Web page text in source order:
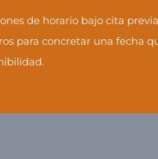
de horario bajo cita
para concretar una fecha